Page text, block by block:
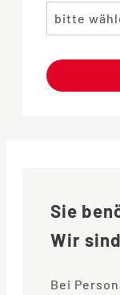
bitte
Sie
Wir
Bei